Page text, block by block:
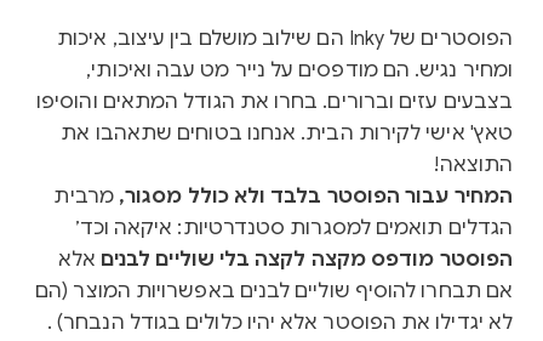
הפוסטרים של Inky הם שילוב מושלם בין עיצוב, איכות
ומחיר נגיש. הם מודפסים על נייר מט עבה ואיכותי,
בצבעים עזים וברורים. בחרו את הגודל המתאים והוסיפו
טאץ' אישי לקירות הבית. אנחנו בטוחים שתאהבו את
התוצאה!
המחיר עבור הפוסטר בלבד ולא כולל מסגור, מרבית
הגדלים תואמים למסגרות סטנדרטיות: איקאה וכד׳
הפוסטר מודפס מקצה לקצה בלי שוליים לבנים אלא
אם תבחרו להוסיף שוליים לבנים באפשרויות המוצר (הם
לא יגדילו את הפוסטר אלא יהיו כלולים בגודל הנבחר) .